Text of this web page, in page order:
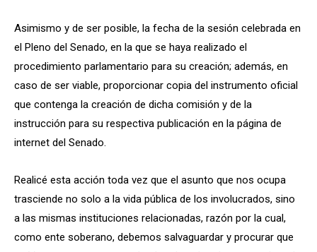
Asimismo y de ser posible, la fecha de la sesión celebrada en
el Pleno del Senado, en la que se haya realizado el
procedimiento parlamentario para su creación; además, en
caso de ser viable, proporcionar copia del instrumento oficial
que contenga la creación de dicha comisión y de la
instrucción para su respectiva publicación en la página de
internet del Senado.
Realicé esta acción toda vez que el asunto que nos ocupa
trasciende no solo a la vida pública de los involucrados, sino
a las mismas instituciones relacionadas, razón por la cual,
como ente soberano, debemos salvaguardar y procurar que